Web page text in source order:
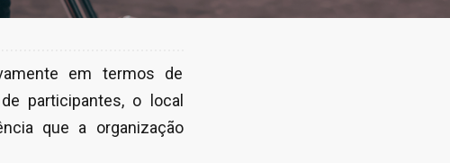
em termos de
participantes, o local
que a organização